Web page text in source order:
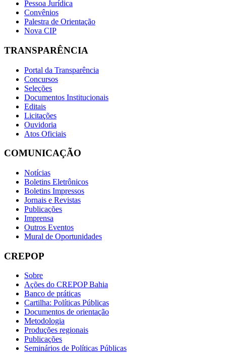
Pessoa Jurídica
Convênios
Palestra de Orientação
Nova CIP
TRANSPARÊNCIA
Portal da Transparência
Concursos
Seleções
Documentos Institucionais
Editais
Licitações
Ouvidoria
Atos Oficiais
COMUNICAÇÃO
Notícias
Boletins Eletrônicos
Boletins Impressos
Jornais e Revistas
Publicações
Imprensa
Outros Eventos
Mural de Oportunidades
CREPOP
Sobre
Ações do CREPOP Bahia
Banco de práticas
Cartilha: Políticas Públicas
Documentos de orientação
Metodologia
Produções regionais
Publicações
Seminários de Políticas Públicas